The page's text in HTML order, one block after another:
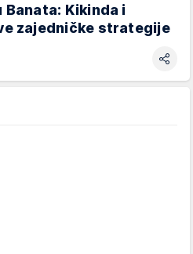
Banata: Kikinda i
zajedničke strategije